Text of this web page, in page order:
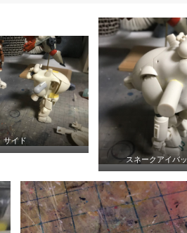
サイド
スネークアイバ